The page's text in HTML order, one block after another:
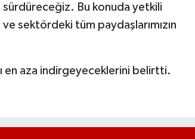
sürdüreceğiz. Bu konuda yetkili
sektördeki tüm paydaşlarımızın
en aza indirgeyeceklerini belirtti.